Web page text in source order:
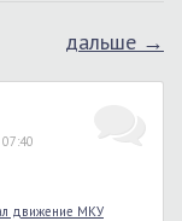
дальше →
07:40
движение МКУ